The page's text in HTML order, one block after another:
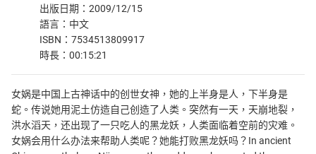
出版日期：2009/12/15
語言：中文
ISBN：7534513809917
時長：00:15:21
女娲是中国上古神话中的创世女神，她的上半身是人，下半身是
蛇。传说她用泥土仿造自己创造了人类。突然有一天，天崩地裂，
洪水滔天，还出现了一只吃人的黑龙妖，人类面临着空前的灾难。
女娲会用什么办法来帮助人类呢？她能打败黑龙妖吗？In ancient